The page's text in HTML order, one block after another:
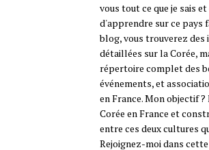
vous tout ce que je sais
d'apprendre sur ce pays
blog, vous trouverez
détaillées sur la Corée,
répertoire complet des
événements, et
en France. Mon objectif
Corée en France et
entre ces deux cultures
Rejoignez-moi dans